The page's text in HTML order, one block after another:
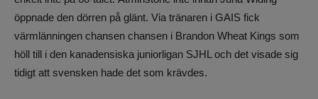
öppnade den dörren på glänt. Via tränaren i GAIS fick
värmlänningen chansen chansen i Brandon Wheat Kings som
höll till i den kanadensiska juniorligan SJHL och det visade sig
tidigt att svensken hade det som krävdes.